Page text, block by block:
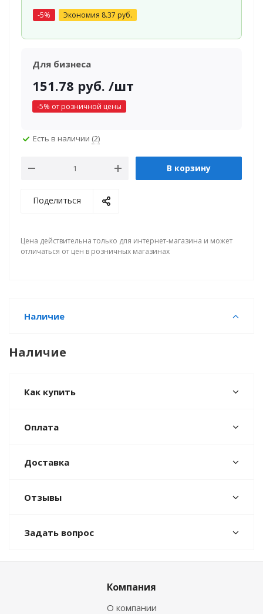
-5% Экономия 8.37 руб.
Для бизнеса
151.78 руб. /шт
-5% от розничной цены
Есть в наличии (2)
В корзину
Поделиться
Цена действительна только для интернет-магазина и может
отличаться от цен в розничных магазинах
Наличие
Наличие
Как купить
Оплата
Доставка
Отзывы
Задать вопрос
Компания
О компании